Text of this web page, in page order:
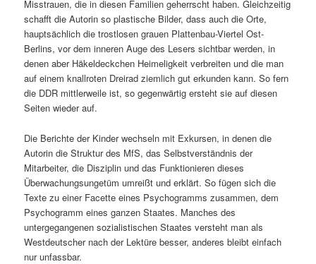
Misstrauen, die in diesen Familien geherrscht haben. Gleichzeitig
schafft die Autorin so plastische Bilder, dass auch die Orte,
hauptsächlich die trostlosen grauen Plattenbau-Viertel Ost-
Berlins, vor dem inneren Auge des Lesers sichtbar werden, in
denen aber Häkeldeckchen Heimeligkeit verbreiten und die man
auf einem knallroten Dreirad ziemlich gut erkunden kann. So fern
die DDR mittlerweile ist, so gegenwärtig ersteht sie auf diesen
Seiten wieder auf.
Die Berichte der Kinder wechseln mit Exkursen, in denen die
Autorin die Struktur des MfS, das Selbstverständnis der
Mitarbeiter, die Disziplin und das Funktionieren dieses
Überwachungsungetüm umreißt und erklärt. So fügen sich die
Texte zu einer Facette eines Psychogramms zusammen, dem
Psychogramm eines ganzen Staates. Manches des
untergegangenen sozialistischen Staates versteht man als
Westdeutscher nach der Lektüre besser, anderes bleibt einfach
nur unfassbar.